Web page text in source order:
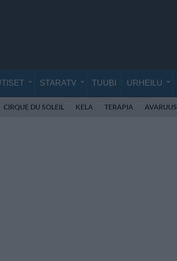
STARATV TUUBI URHEILU
CIRQUE DU SOLEIL KELA TERAPIA AVARUUS